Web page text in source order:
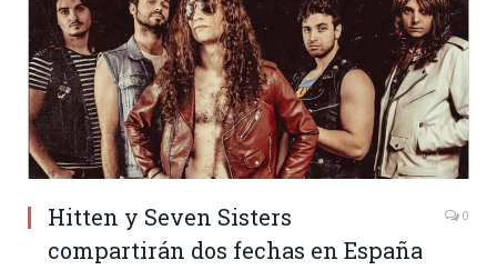
Hitten y Seven Sisters
compartirán dos fechas en España
0